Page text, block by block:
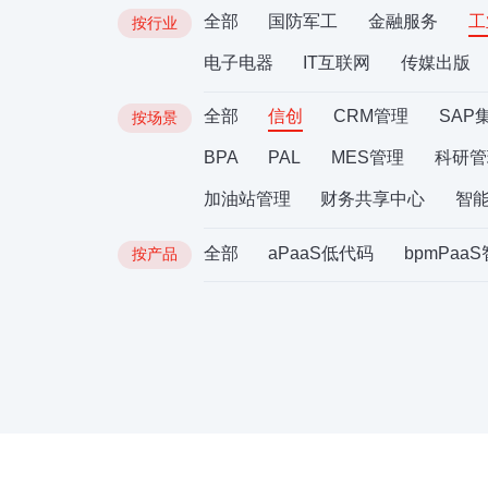
按行业 全部 国防军工 金融服务
电子电器 IT互联网 传媒出版
按场景 全部 信创 CRM管理 SAP
BPA PAL MES管理 科研
加油站管理 财务共享中心 智
按产品 全部 aPaaS低代码 bpmPaaS